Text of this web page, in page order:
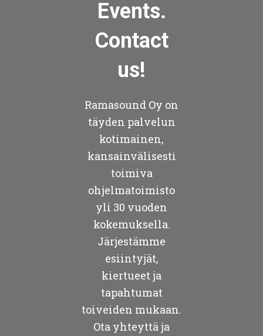
Events.
Contact
us!
Ramasound Oy on
täyden palvelun
kotimainen,
kansainvälisesti
toimiva
ohjelmatoimisto
yli 30 vuoden
kokemuksella.
Järjestämme
esiintyjät,
kiertueet ja
tapahtumat
toiveiden mukaan.
Ota yhteyttä ja